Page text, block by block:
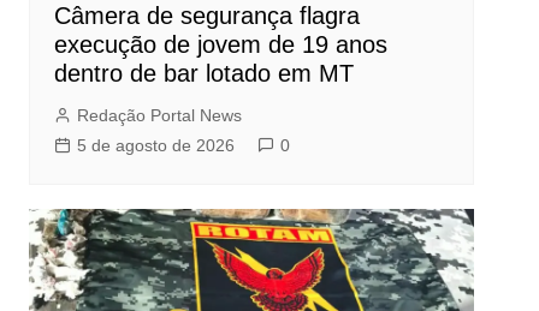
Câmera de segurança flagra
execução de jovem de 19 anos
dentro de bar lotado em MT
Redação Portal News
5 de agosto de 2026
0